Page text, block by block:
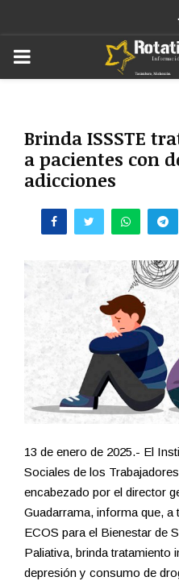
PRIMARY
Brinda ISSSTE
a pacientes con
adicciones
13 de enero de 2025.- El
Sociales de los
encabezado por el director
Guadarrama, informa que,
ECOS para el Bienestar de
Paliativa, brinda tratamiento
depresión y consumo de